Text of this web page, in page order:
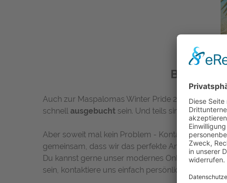
Buche
Auch zur Maspalomas Winter Pride 2022 und
schnell ausgebucht sein. Und teils sind sie es
Aber soweit mal kein Problem - Kontaktiere
gemeinsam, dass wir das perfekte Angebot für
Du kannst gerne unser modernes Online
sein, kontaktiere uns einfach persönlich.